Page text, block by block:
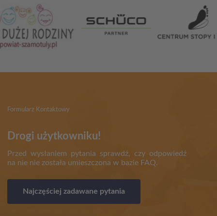
Formularz Kontaktowy
Drogi użytkowniku!
Przed wysłaniem pytania sprawdź, czy odpowiedź
na nie nie została umieszczona w bazie FAQ.
Najczęściej zadawane pytania